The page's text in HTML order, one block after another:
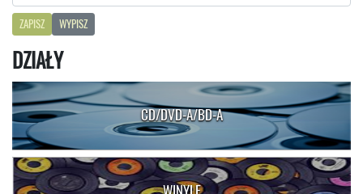
ZAPISZ WYPISZ
DZIAŁY
CD/DVD-A/BD-A